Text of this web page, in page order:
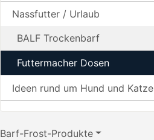
Nassfutter / Urlaub
BALF Trockenbarf
Futtermacher Dosen
Ideen rund um Hund und Katze
Barf-Frost-Produkte